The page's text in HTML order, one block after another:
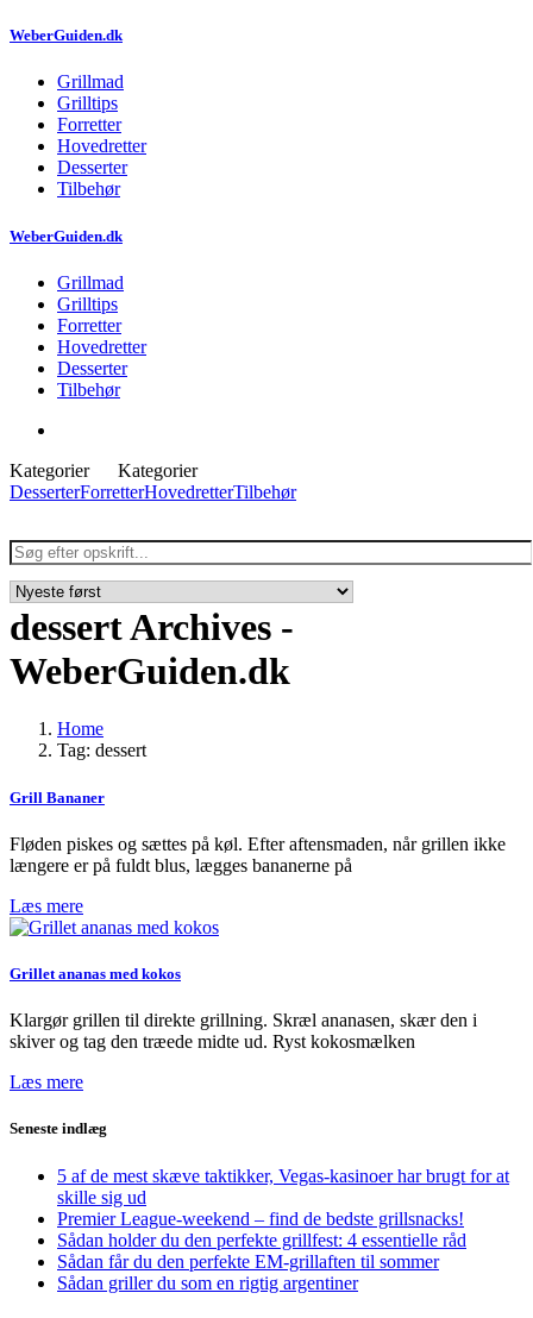
WeberGuiden.dk
Grillmad
Grilltips
Forretter
Hovedretter
Desserter
Tilbehør
WeberGuiden.dk
Grillmad
Grilltips
Forretter
Hovedretter
Desserter
Tilbehør
Kategorier
Kategorier
DesserterForretterHovedretterTilbehør
dessert Archives -
WeberGuiden.dk
Home
Tag: dessert
Grill Bananer
Fløden piskes og sættes på køl. Efter aftensmaden, når grillen ikke
længere er på fuldt blus, lægges bananerne på
Læs mere
Grillet ananas med kokos
Klargør grillen til direkte grillning. Skræl ananasen, skær den i
skiver og tag den træede midte ud. Ryst kokosmælken
Læs mere
Seneste indlæg
5 af de mest skæve taktikker, Vegas-kasinoer har brugt for at
skille sig ud
Premier League-weekend – find de bedste grillsnacks!
Sådan holder du den perfekte grillfest: 4 essentielle råd
Sådan får du den perfekte EM-grillaften til sommer
Sådan griller du som en rigtig argentiner